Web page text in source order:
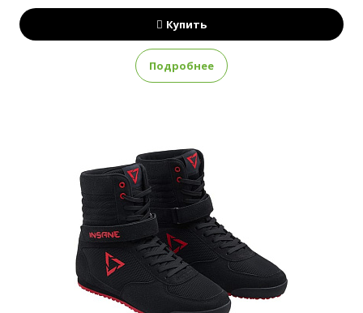
Купить
Подробнее